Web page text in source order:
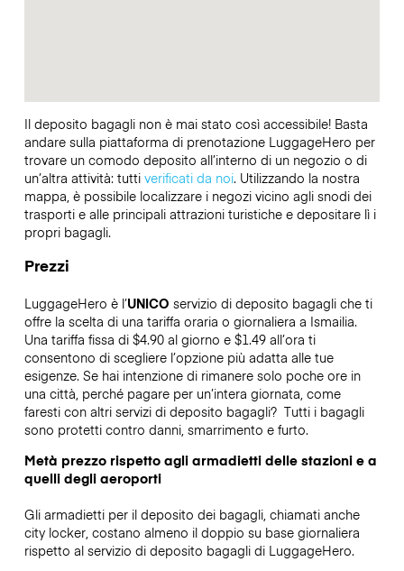
Il deposito bagagli non è mai stato così accessibile! Basta
andare sulla piattaforma di prenotazione LuggageHero per
trovare un comodo deposito all’interno di un negozio o di
un’altra attività: tutti verificati da noi. Utilizzando la nostra
mappa, è possibile localizzare i negozi vicino agli snodi dei
trasporti e alle principali attrazioni turistiche e depositare lì i
propri bagagli.
Prezzi
LuggageHero è l’UNICO servizio di deposito bagagli che ti
offre la scelta di una tariffa oraria o giornaliera a Ismailia.
Una tariffa fissa di $4.90 al giorno e $1.49 all’ora ti
consentono di scegliere l’opzione più adatta alle tue
esigenze. Se hai intenzione di rimanere solo poche ore in
una città, perché pagare per un’intera giornata, come
faresti con altri servizi di deposito bagagli? Tutti i bagagli
sono protetti contro danni, smarrimento e furto.
Metà prezzo rispetto agli armadietti delle stazioni e a
quelli degli aeroporti
Gli armadietti per il deposito dei bagagli, chiamati anche
city locker, costano almeno il doppio su base giornaliera
rispetto al servizio di deposito bagagli di LuggageHero.